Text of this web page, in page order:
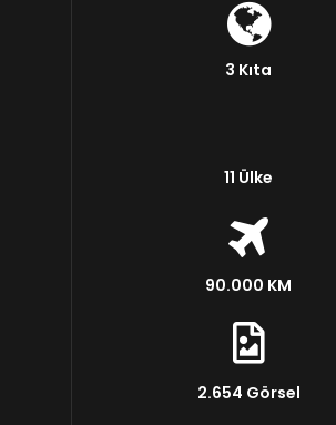
3 Kıta
11 Ülke
90.000 KM
2.654 Görsel